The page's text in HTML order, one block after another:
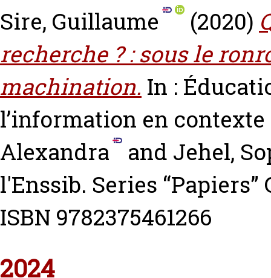
Sire, Guillaume (2020)
recherche ? : sous le
machination. In :
l’information en
Alexandra
and Jehel,
l'Enssib. Series “Papiers”
ISBN 9782375461266
2024